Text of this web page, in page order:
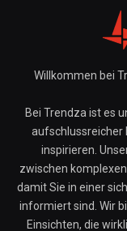
Willkommen bei
Bei Trendza ist es
aufschlussreicher
inspirieren.
zwischen
damit Sie in einer
informiert sind. Wir
Einsichten, die